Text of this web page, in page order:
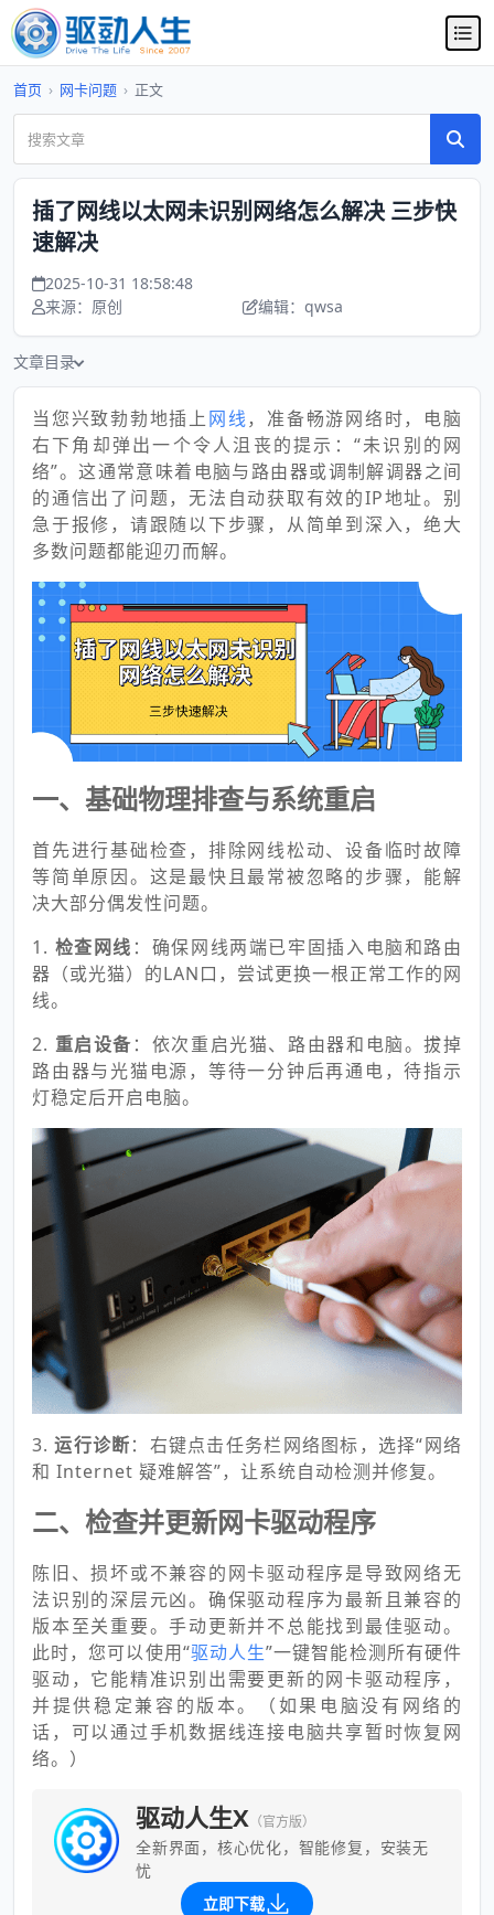
首页 › 网卡问题 › 正文
插了网线以太网未识别网络怎么解决 三步快
速解决
2025-10-31 18:58:48
来源：原创
编辑：qwsa
文章目录
当您兴致勃勃地插上网线，准备畅游网络时，电脑
右下角却弹出一个令人沮丧的提示：“未识别的网
络”。这通常意味着电脑与路由器或调制解调器之间
的通信出了问题，无法自动获取有效的IP地址。别
急于报修，请跟随以下步骤，从简单到深入，绝大
多数问题都能迎刃而解。
一、基础物理排查与系统重启
首先进行基础检查，排除网线松动、设备临时故障
等简单原因。这是最快且最常被忽略的步骤，能解
决大部分偶发性问题。
1. 检查网线 ：确保网线两端已牢固插入电脑和路由
器（或光猫）的LAN口，尝试更换一根正常工作的网
线。
2. 重启设备：依次重启光猫、路由器和电脑。拔掉
路由器与光猫电源，等待一分钟后再通电，待指示
灯稳定后开启电脑。
3.运行诊断：右键点击任务栏网络图标，选择“网络
和 Internet 疑难解答”，让系统自动检测并修复。
二、检查并更新网卡驱动程序
陈旧、损坏或不兼容的网卡驱动程序是导致网络无
法识别的深层元凶。确保驱动程序为最新且兼容的
版本至关重要。手动更新并不总能找到最佳驱动。
此时，您可以使用“驱动人生”一键智能检测所有硬件
驱动，它能精准识别出需要更新的网卡驱动程序，
并提供稳定兼容的版本。（如果电脑没有网络的
话，可以通过手机数据线连接电脑共享暂时恢复网
络。）
驱动人生X （官方版）
全新界面，核心优化，智能修复，安装无
忧
立即下载